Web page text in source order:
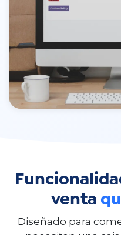
venta
Diseñado para